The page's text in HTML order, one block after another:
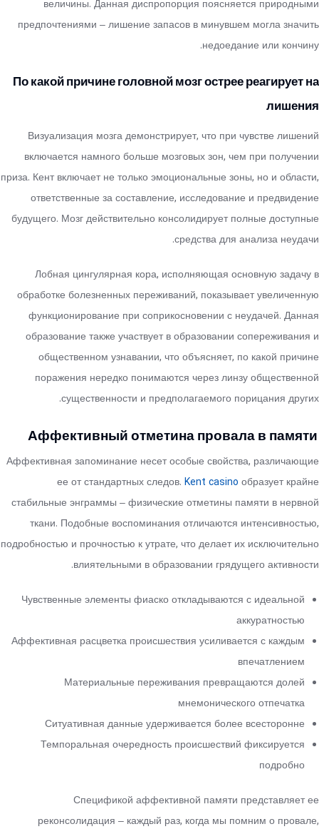
величины. Данная диспропорция поясняется природными
предпочтениями – лишение запасов в минувшем могла значить
недоедание или кончину.
По какой причине головной мозг острее реагирует на
лишения
Визуализация мозга демонстрирует, что при чувстве лишений
включается намного больше мозговых зон, чем при получении
приза. Кент включает не только эмоциональные зоны, но и области,
ответственные за составление, исследование и предвидение
будущего. Мозг действительно консолидирует полные доступные
средства для анализа неудачи.
Лобная цингулярная кора, исполняющая основную задачу в
обработке болезненных переживаний, показывает увеличенную
функционирование при соприкосновении с неудачей. Данная
образование также участвует в образовании сопереживания и
общественном узнавании, что объясняет, по какой причине
поражения нередко понимаются через линзу общественной
существенности и предполагаемого порицания других.
Аффективный отметина провала в памяти
Аффективная запоминание несет особые свойства, различающие
ее от стандартных следов. Kent casino образует крайне
стабильные энграммы – физические отметины памяти в нервной
ткани. Подобные воспоминания отличаются интенсивностью,
подробностью и прочностью к утрате, что делает их исключительно
влиятельными в образовании грядущего активности.
Чувственные элементы фиаско откладываются с идеальной
аккуратностью
Аффективная расцветка происшествия усиливается с каждым
впечатлением
Материальные переживания превращаются долей
мнемонического отпечатка
Ситуативная данные удерживается более всесторонне
Темпоральная очередность происшествий фиксируется
подробно
Спецификой аффективной памяти представляет ее
реконсолидация – каждый раз, когда мы помним о провале,